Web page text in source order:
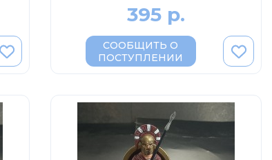
395 р.
СООБЩИТЬ О
ПОСТУПЛЕНИИ